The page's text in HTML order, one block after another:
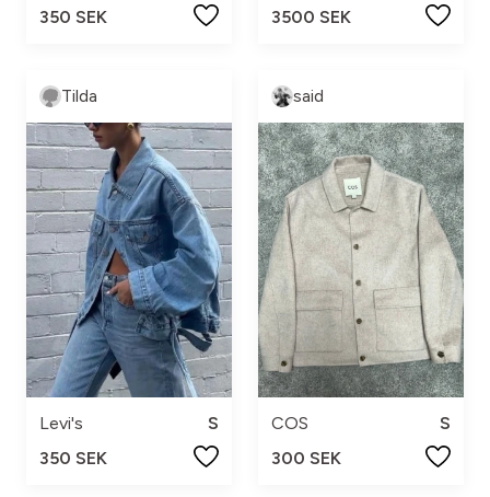
350 SEK
3500 SEK
Tilda
Levi's
S
350 SEK
said
COS
S
300 SEK